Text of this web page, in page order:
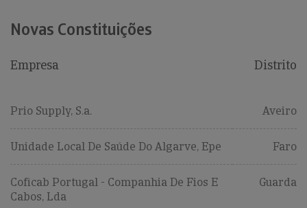
Novas Constituições
Empresa Distrito
Prio Supply, S.a. Aveiro
Unidade Local De Saúde Do Algarve, Epe Faro
Coficab Portugal - Companhia De Fios E
Cabos, Lda
Guarda